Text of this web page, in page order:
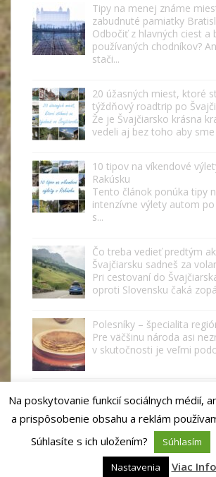
Tipy na menej známe
zabudnuté pamiatky
Odbočiť z hlavných ciest a
používaných chodníkov?
stači...
20 úžasných miest, ktoré
týždňový roadtrip po
Že je Švajčiarsko krásna
vedeli aj bez toho aby
10 tipov na víkendové
Rakúsku
Tento článok ponúka tipy
intenzívne výlety autom po
s...
Čo treba vedieť predtým
Švajčiarsku sadneš za
Pri cestovaní do
oproti Slovensku čaká
Polesníky – špecialita
Pre väčšinu národa asi
v skutočnosti je veľmi
sparkling Theme byColorlib Powered by
Na poskytovanie funkcií sociálnych médií,
a prispôsobenie obsahu a reklám
Súhlasíte s ich uložením?
Súhlasím
Nastavenia
Viac Info